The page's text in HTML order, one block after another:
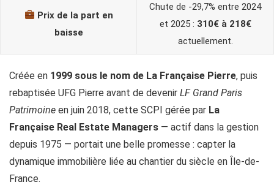
Prix de la part en
baisse
Chute de -29,7% entre 2024
et 2025 : 310€ à 218€
actuellement.
Créée en 1999 sous le nom de La Française Pierre, puis
rebaptisée UFG Pierre avant de devenir LF Grand Paris
Patrimoine en juin 2018, cette SCPI gérée par La
Française Real Estate Managers — actif dans la gestion
depuis 1975 — portait une belle promesse : capter la
dynamique immobilière liée au chantier du siècle en Île-de-
France.